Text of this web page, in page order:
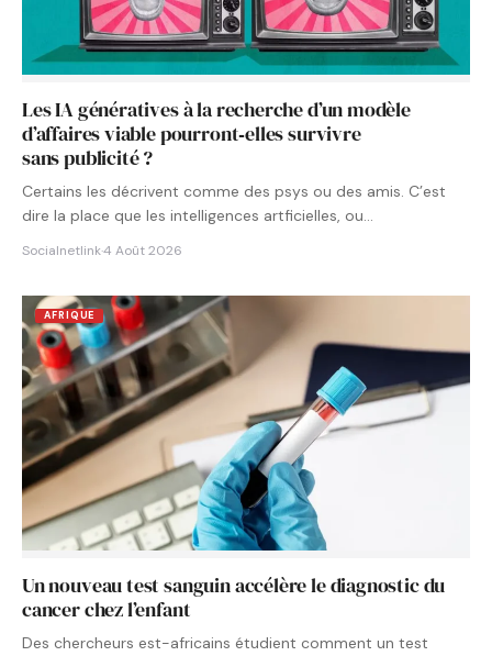
Les IA génératives à la recherche d’un modèle
d’affaires viable pourront‑elles survivre
sans publicité ?
Certains les décrivent comme des psys ou des amis. C’est
dire la place que les intelligences artficielles, ou…
Socialnetlink·4 Août 2026
AFRIQUE
Un nouveau test sanguin accélère le diagnostic du
cancer chez l’enfant
Des chercheurs est-africains étudient comment un test